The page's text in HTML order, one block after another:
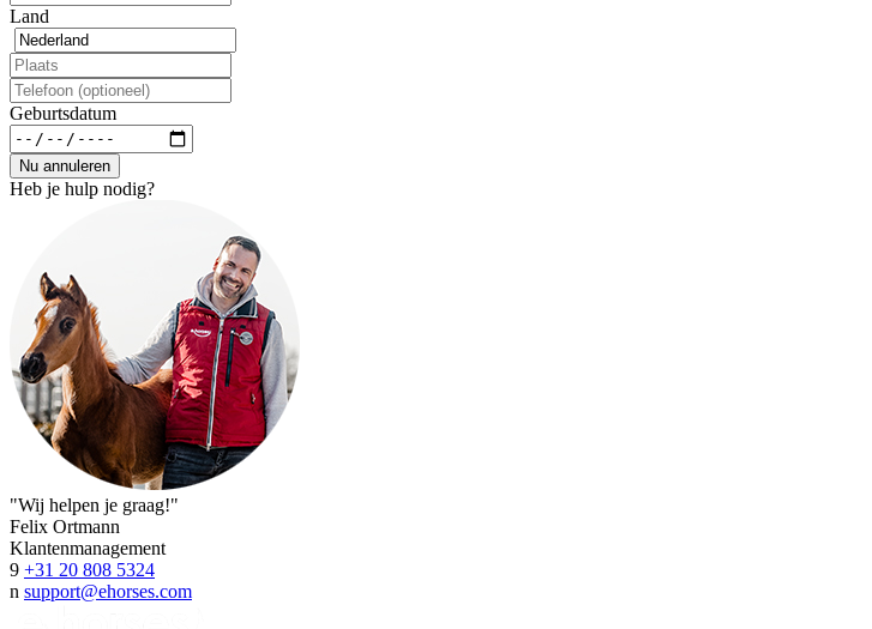
Land
Geburtsdatum
Nu annuleren
Heb je hulp nodig?
"Wij helpen je graag!"
Felix Ortmann
Klantenmanagement
9 +31 20 808 5324
n support@ehorses.com